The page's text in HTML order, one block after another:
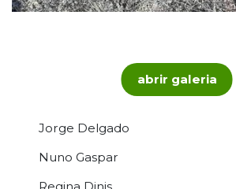
abrir galeria
Jorge Delgado
Nuno Gaspar